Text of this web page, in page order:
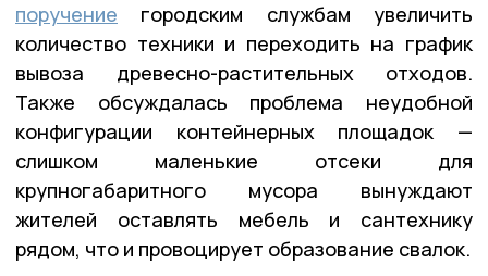
поручение городским службам увеличить
количество техники и переходить на график
вывоза древесно-растительных отходов.
Также обсуждалась проблема неудобной
конфигурации контейнерных площадок —
слишком маленькие отсеки для
крупногабаритного мусора вынуждают
жителей оставлять мебель и сантехнику
рядом, что и провоцирует образование свалок.